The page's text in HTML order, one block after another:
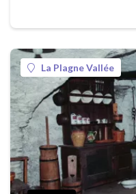
La Plagne Vallée